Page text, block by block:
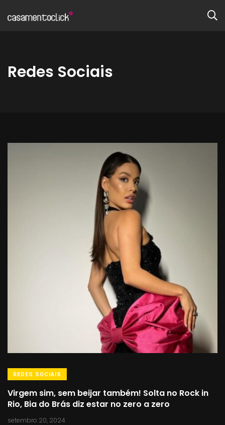
Redes Sociais
REDES SOCIAIS
Virgem sim, sem beijar também! Solta no Rock in
Rio, Bia do Brás diz estar no zero a zero
setembro 20, 2024